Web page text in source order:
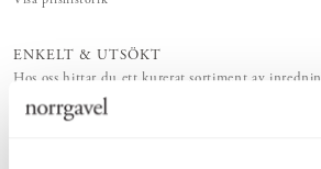
ENKELT & UTSÖKT
Hos oss hittar du ett kurerat sortiment av
både enkelt och vackert.
NATURLIGT & LÅNGSIKTIGT